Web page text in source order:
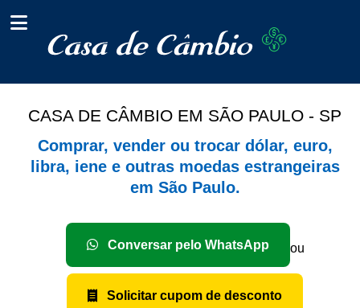
CASA DE CÂMBIO EM SÃO PAULO - SP
Comprar, vender ou trocar dólar, euro,
libra, iene e outras moedas estrangeiras
em São Paulo.
Conversar pelo WhatsApp ou
Solicitar cupom de desconto